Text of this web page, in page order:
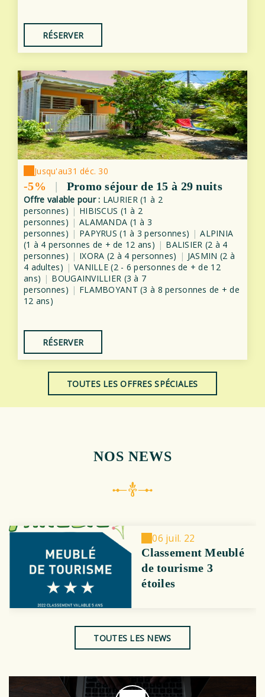
RÉSERVER
Jusqu'au31 déc. 30
-5% | Promo séjour de 15 à 29 nuits
Offre valable pour : LAURIER (1 à 2
personnes) | HIBISCUS (1 à 2
personnes) | ALAMANDA (1 à 3
personnes) | PAPYRUS (1 à 3 personnes) | ALPINIA
(1 à 4 personnes de + de 12 ans) | BALISIER (2 à 4
personnes) | IXORA (2 à 4 personnes) | JASMIN (2 à
4 adultes) | VANILLE (2 - 6 personnes de + de 12
ans) | BOUGAINVILLIER (3 à 7
personnes) | FLAMBOYANT (3 à 8 personnes de + de
12 ans)
RÉSERVER
TOUTES LES OFFRES SPÉCIALES
NOS NEWS
06 juil. 22
Classement Meublé
de tourisme 3
étoiles
TOUTES LES NEWS